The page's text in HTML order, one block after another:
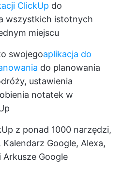
ClickUp do
wszystkich istotnych
miejscu
swojegoaplikacja do
do planowania
ustawienia
notatek w
z ponad 1000 narzędzi,
Google, Alexa,
Arkusze Google